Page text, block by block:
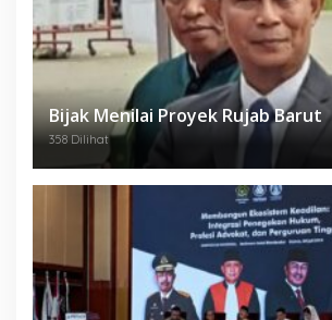
Bijak Menilai Proyek Rujab Barut
358 Dilihat